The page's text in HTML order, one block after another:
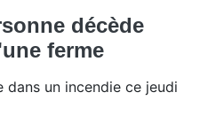
décède
ferme
dans un incendie ce jeudi